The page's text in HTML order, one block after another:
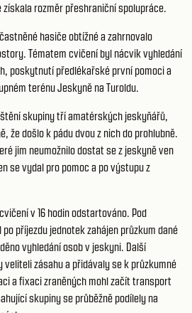
získala rozměr přeshraniční spolupráce.
hasiče obtížné a zahrnovalo
Tématem cvičení byl nácvik vyhledání
poskytnutí předlékařské první pomoci a
terénu Jeskyně na Turoldu.
skupiny tří amatérských jeskyňářů,
že došlo k pádu dvou z nich do prohlubně.
jim neumožnilo dostat se z jeskyně ven
se vydal pro pomoc a po výstupu z
v 16 hodin odstartováno. Pod
příjezdu jednotek zahájen průzkum dané
vyhledání osob v jeskyni. Další
zásahu a přidávaly se k průzkumné
a fixaci zraněných mohl začít transport
skupiny se průběžně podílely na